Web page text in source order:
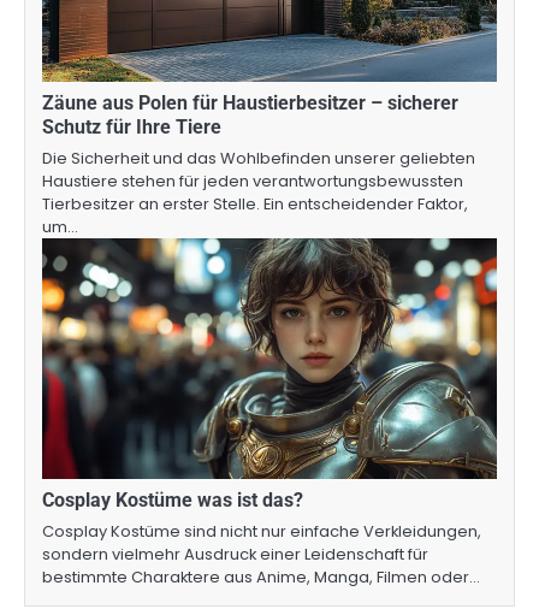
Zäune aus Polen für Haustierbesitzer – sicherer
Schutz für Ihre Tiere
Die Sicherheit und das Wohlbefinden unserer geliebten
Haustiere stehen für jeden verantwortungsbewussten
Tierbesitzer an erster Stelle. Ein entscheidender Faktor,
um…
Cosplay Kostüme was ist das?
Cosplay Kostüme sind nicht nur einfache Verkleidungen,
sondern vielmehr Ausdruck einer Leidenschaft für
bestimmte Charaktere aus Anime, Manga, Filmen oder…